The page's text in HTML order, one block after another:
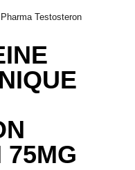
Testosteron
75MG